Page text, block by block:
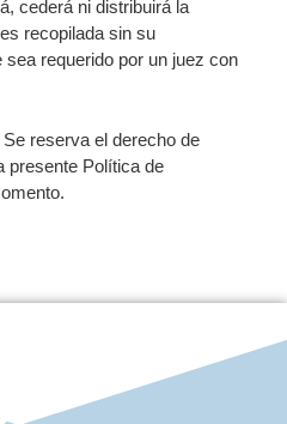
cederá ni distribuirá la
recopilada sin su
requerido por un juez con
Se reserva el derecho de
presente Política de